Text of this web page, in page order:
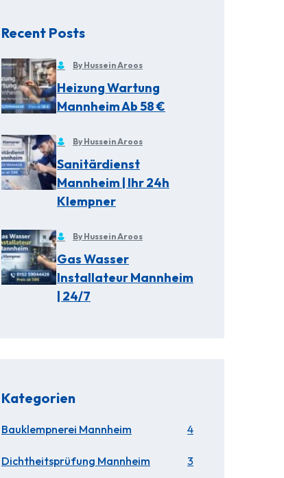
Recent Posts
By Hussein Aroos
Heizung Wartung
Mannheim Ab 58 €
By Hussein Aroos
Sanitärdienst
Mannheim | Ihr 24h
Klempner
By Hussein Aroos
Gas Wasser
Installateur Mannheim
| 24/7
Kategorien
Bauklempnerei Mannheim 4
Dichtheitsprüfung Mannheim 3